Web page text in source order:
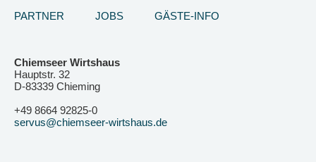
PARTNER JOBS GÄSTE-INFO
Chiemseer Wirtshaus
Hauptstr. 32
D-83339 Chieming
+49 8664 92825-0
servus@chiemseer-wirtshaus.de